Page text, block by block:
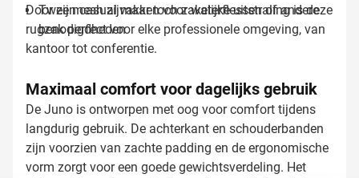
Twee mesh zijvakken voor waterflessen of andere
benodigdheden
Door zijn casual maar toch zakelijke uitstraling is deze
rugzak perfect voor elke professionele omgeving, van
kantoor tot conferentie.
Maximaal comfort voor dagelijks gebruik
De Juno is ontworpen met oog voor comfort tijdens
langdurig gebruik. De achterkant en schouderbanden
zijn voorzien van zachte padding en de ergonomische
vorm zorgt voor een goede gewichtsverdeling. Het